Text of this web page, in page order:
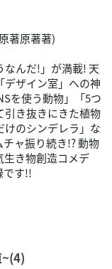
著原著著)
なんだ!」が満載! 天
ザイン室」への神
を使う動物」「5つ
引き抜きにきた植物
のシンデレラ」な
ャ振り続き!? 動物
生き物創造コメデ
です!!
~(4)